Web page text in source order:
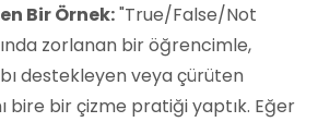
Bir Örnek:"True/False/Not
zorlanan bir öğrencimle,
destekleyen veya çürüten
bire bir çizme pratiği yaptık. Eğer